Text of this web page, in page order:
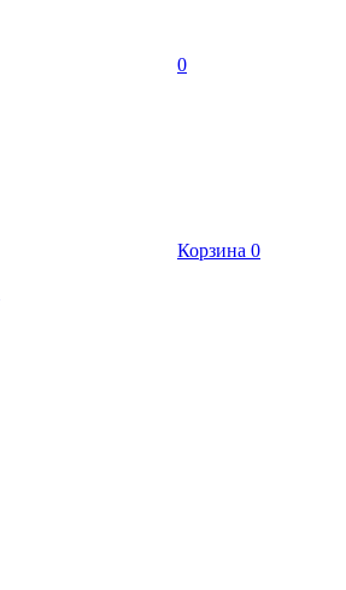
0
Корзина 0